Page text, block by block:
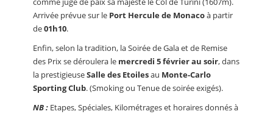
Arrivée prévue sur le Port Hercule de Monacoà partir
de01h10.
Enfin, selon la tradition, la Soirée de Gala et de Remise
des Prix se déroulera le mercredi 5 février au soir, dans
la prestigieuseSalle des Etoilesau Monte-Carlo
Sporting Club. (Smoking ou Tenue de soirée exigés).
NB : Etapes, Spéciales, Kilométrages et horaires donnés à